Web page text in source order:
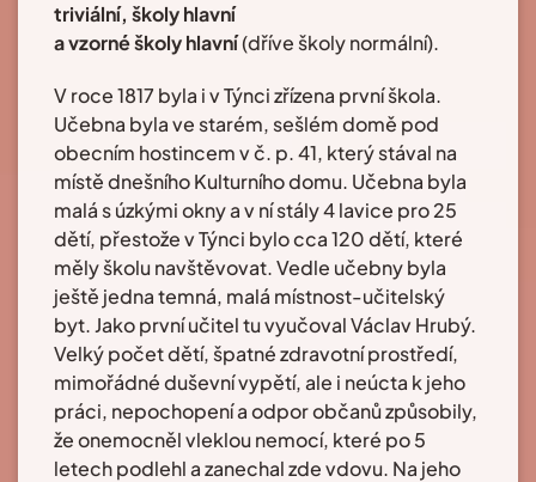
triviální, školy hlavní
a vzorné školy hlavní(dříve školy normální).
V roce 1817 byla i v Týnci zřízena první škola.
Učebna byla ve starém, sešlém domě pod
obecním hostincem v č. p. 41, který stával na
místě dnešního Kulturního domu. Učebna byla
malá s úzkými okny a v ní stály 4 lavice pro 25
dětí, přestože v Týnci bylo cca 120 dětí, které
měly školu navštěvovat. Vedle učebny byla
ještě jedna temná, malá místnost-učitelský
byt. Jako první učitel tu vyučoval Václav Hrubý.
Velký počet dětí, špatné zdravotní prostředí,
mimořádné duševní vypětí, ale i neúcta k jeho
práci, nepochopení a odpor občanů způsobily,
že onemocněl vleklou nemocí, které po 5
letech podlehl a zanechal zde vdovu. Na jeho